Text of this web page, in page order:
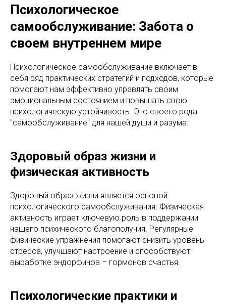
Психологическое
самообслуживание: Забота о
своем внутреннем мире
Психологическое самообслуживание включает в
себя ряд практических стратегий и подходов, которые
помогают нам эффективно управлять своим
эмоциональным состоянием и повышать свою
психологическую устойчивость. Это своего рода
"самообслуживание" для нашей души и разума.
Здоровый образ жизни и
физическая активность
Здоровый образ жизни является основой
психологического самообслуживания. Физическая
активность играет ключевую роль в поддержании
нашего психического благополучия. Регулярные
физические упражнения помогают снизить уровень
стресса, улучшают настроение и способствуют
выработке эндорфинов – гормонов счастья.
Психологические практики и